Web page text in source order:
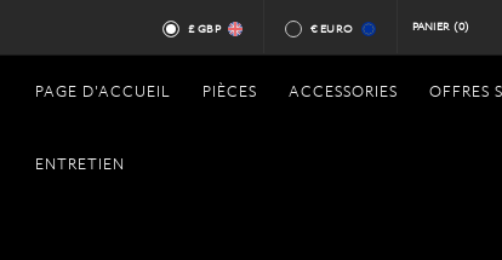
£ GBP € EURO PANIER (0)
PAGE D'ACCUEIL PIÈCES ACCESSORIES OFFRES
ENTRETIEN